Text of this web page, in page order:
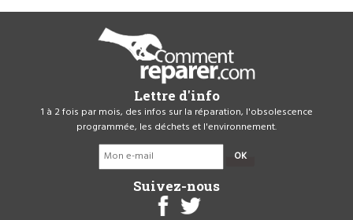
Lettre d'info
1 à 2 fois par mois, des infos sur la réparation, l'obsolescence
programmée, les déchets et l'environnement.
OK
Suivez-nous